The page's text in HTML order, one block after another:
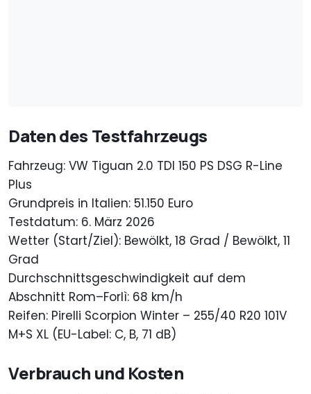
Daten des Testfahrzeugs
Fahrzeug: VW Tiguan 2.0 TDI 150 PS DSG R-Line
Plus
Grundpreis in Italien: 51.150 Euro
Testdatum: 6. März 2026
Wetter (Start/Ziel): Bewölkt, 18 Grad / Bewölkt, 11
Grad
Durchschnittsgeschwindigkeit auf dem
Abschnitt Rom–Forlì: 68 km/h
Reifen: Pirelli Scorpion Winter – 255/40 R20 101V
M+S XL (EU-Label: C, B, 71 dB)
Verbrauch und Kosten